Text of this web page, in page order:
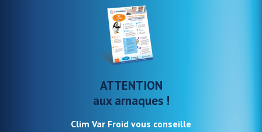
ATTENTION
aux arnaques !
Clim Var Froid vous conseille